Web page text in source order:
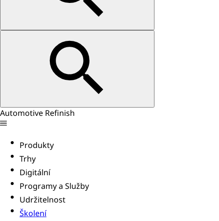
Automotive Refinish
Produkty
Trhy
Digitální
Programy a Služby
Udržitelnost
Školení